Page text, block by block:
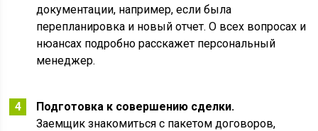
документации, например, если была
перепланировка и новый отчет. О всех вопросах и
нюансах подробно расскажет персональный
менеджер.
Подготовка к совершению сделки.
Заемщик знакомиться с пакетом договоров,